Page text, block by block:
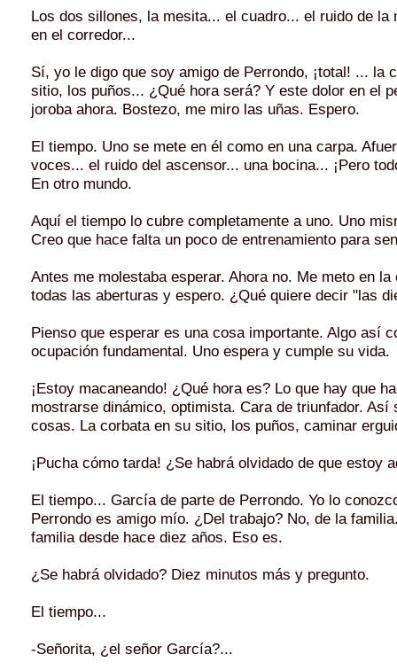
Los dos sillones, la mesita... el cuadro... el ruido de la
en el corredor...
Sí, yo le digo que soy amigo de Perrondo, ¡total! ... la
sitio, los puños... ¿Qué hora será? Y este dolor en el
joroba ahora. Bostezo, me miro las uñas. Espero.
El tiempo. Uno se mete en él como en una carpa.
voces... el ruido del ascensor... una bocina... ¡Pero
En otro mundo.
Aquí el tiempo lo cubre completamente a uno. Uno
Creo que hace falta un poco de entrenamiento para
Antes me molestaba esperar. Ahora no. Me meto en
todas las aberturas y espero. ¿Qué quiere decir "las
Pienso que esperar es una cosa importante. Algo así
ocupación fundamental. Uno espera y cumple su vida.
¡Estoy macaneando! ¿Qué hora es? Lo que hay que
mostrarse dinámico, optimista. Cara de triunfador. Así
cosas. La corbata en su sitio, los puños, caminar
¡Pucha cómo tarda! ¿Se habrá olvidado de que estoy
El tiempo... García de parte de Perrondo. Yo lo
Perrondo es amigo mío. ¿Del trabajo? No, de la
familia desde hace diez años. Eso es.
¿Se habrá olvidado? Diez minutos más y pregunto.
El tiempo...
-Señorita, ¿el señor García?...